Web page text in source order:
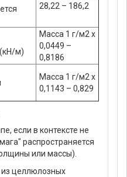
28,22 – 186,2
м)
Масса 1 г/м2 х
0,0449 –
0,8186
Масса 1 г/м2 х
0,1143 – 0,829
если в контексте не
распространяется
или массы).
из целлюлозных